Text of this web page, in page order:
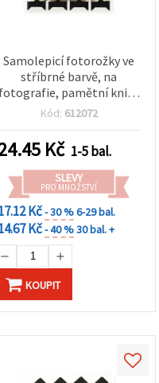
Samolepicí fotorožky ve
stříbrné barvě, na
fotografie, pamětní knihy
a scrapbooky, 90×125×0,3
mm, 24 ks
Kód: 612072
Kč 1-5 bal.
SLEVY
PRO MNOŽSTVÍ
Kč- 30 %6-29 bal.
Kč- 40 %30 bal. +
KOUPIT